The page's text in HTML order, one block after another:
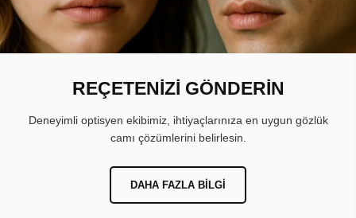
REÇETENİZİ GÖNDERİN
Deneyimli optisyen ekibimiz, ihtiyaçlarınıza en uygun gözlük
camı çözümlerini belirlesin.
DAHA FAZLA BILGI